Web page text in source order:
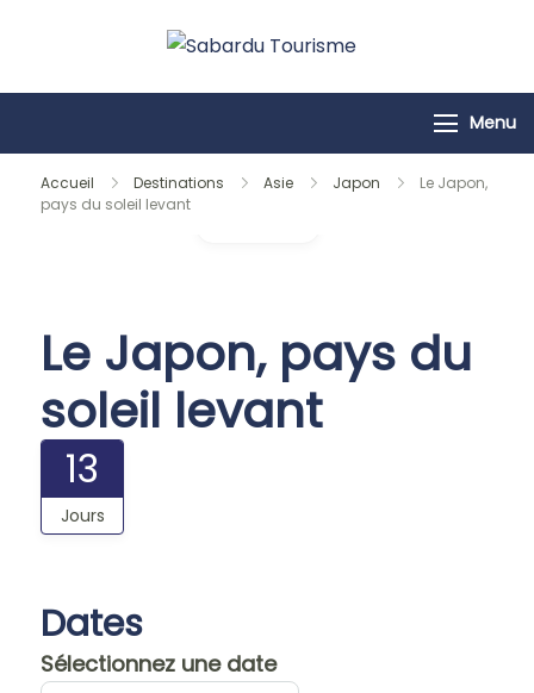
Tourisme
Menu
Accueil Destinations Asie Japon
Le Japon,
pays du soleil levant
Le Japon, pays du
soleil levant
13
Jours
Dates
Sélectionnez une date